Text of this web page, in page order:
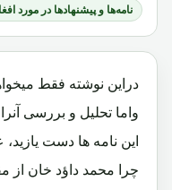
نامه‌ها و پیشنهادها در مورد
دراین نوشته فقط
واما تحلیل و بررسی
این نامه ها دست
چرا محمد داؤد خان از